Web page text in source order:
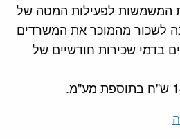
2 קומות המשמשות לפעילות המטה של
לשכור מהמוכר את המשרדים
36 חודשים בדמי שכירות חודשיים של